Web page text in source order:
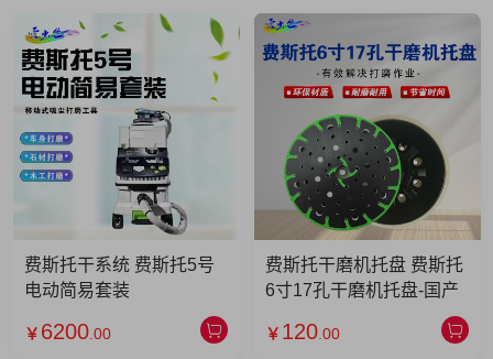
费斯托干系统 费斯托5号
电动简易套装
￥ 6200 .00
费斯托干磨机托盘 费斯托
6寸17孔干磨机托盘-国产
￥ 120 .00